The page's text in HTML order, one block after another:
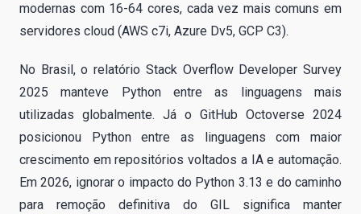
modernas com 16-64 cores, cada vez mais comuns em
servidores cloud (AWS c7i, Azure Dv5, GCP C3).
No Brasil, o relatório Stack Overflow Developer Survey
2025 manteve Python entre as linguagens mais
utilizadas globalmente. Já o GitHub Octoverse 2024
posicionou Python entre as linguagens com maior
crescimento em repositórios voltados a IA e automação.
Em 2026, ignorar o impacto do Python 3.13 e do caminho
para remoção definitiva do GIL significa manter